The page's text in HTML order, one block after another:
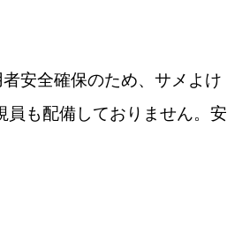
安全確保のため、サメよけ
も配備しておりません。安